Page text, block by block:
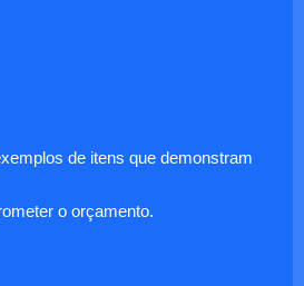
de itens que demonstram
o orçamento.